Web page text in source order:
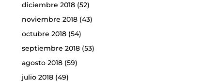
diciembre 2018(52)
noviembre 2018(43)
octubre 2018(54)
septiembre 2018(53)
agosto 2018(59)
julio 2018(49)